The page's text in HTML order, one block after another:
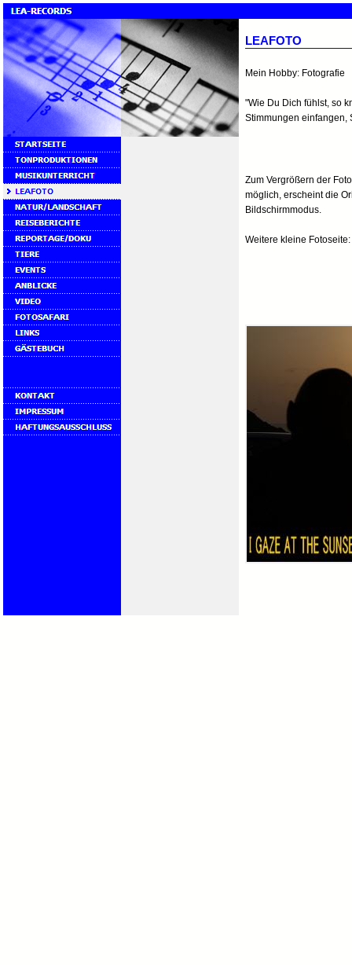
LEAFOTO
Mein Hobby: Fotografie
"Wie Du Dich fühlst, so
Stimmungen einfangen,
Zum Vergrößern der
möglich, erscheint die
Bildschirmmodus.
Weitere kleine Fotoseite: